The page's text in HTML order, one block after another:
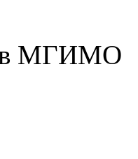
МГИМО